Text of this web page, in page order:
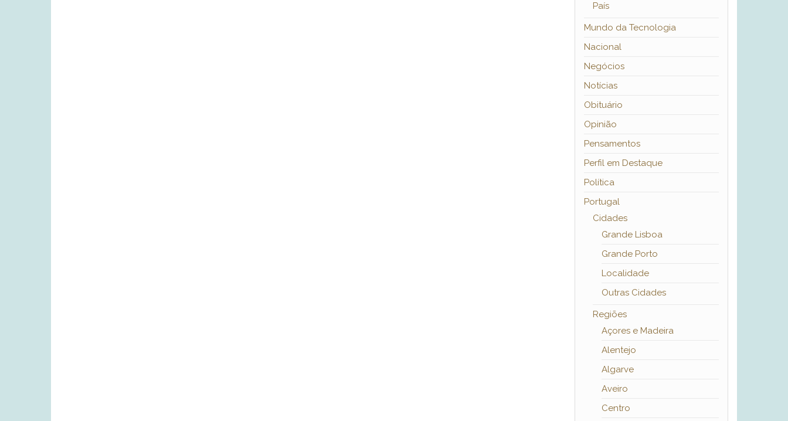
País
Mundo da Tecnologia
Nacional
Negócios
Notícias
Obituário
Opinião
Pensamentos
Perfil em Destaque
Política
Portugal
Cidades
Grande Lisboa
Grande Porto
Localidade
Outras Cidades
Regiões
Açores e Madeira
Alentejo
Algarve
Aveiro
Centro